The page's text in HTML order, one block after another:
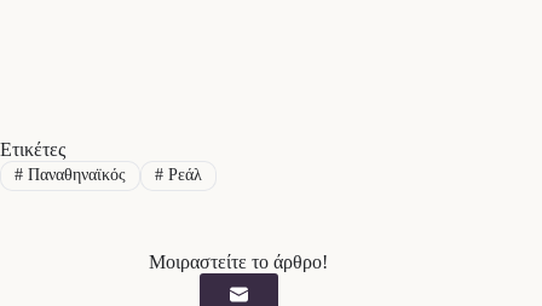
Ετικέτες
#Παναθηναϊκός #Ρεάλ
Μοιραστείτε το άρθρο!